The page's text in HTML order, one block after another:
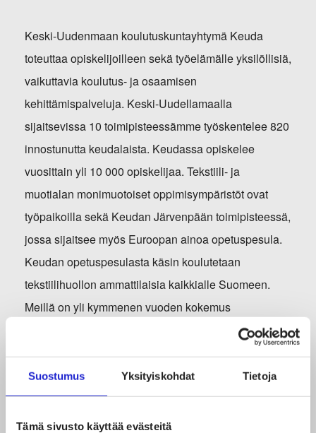
Suostumus Yksityiskohdat Tietoja
Tämä sivusto käyttää evästeitä
Keski-Uudenmaan koulutuskuntayhtymä Keuda
toteuttaa opiskelijoilleen sekä työelämälle yksilöllisiä,
vaikuttavia koulutus- ja osaamisen
kehittämispalveluja. Keski-Uudellamaalla
sijaitsevissa 10 toimipisteessämme työskentelee 820
innostunutta keudalaista. Keudassa opiskelee
vuosittain yli 10 000 opiskelijaa. Tekstiili- ja
muotialan monimuotoiset oppimisympäristöt ovat
työpaikoilla sekä Keudan Järvenpään toimipisteessä,
jossa sijaitsee myös Euroopan ainoa opetuspesula.
Keudan opetuspesulasta käsin koulutetaan
tekstiilihuollon ammattilaisia kaikkialle Suomeen.
Meillä on yli kymmenen vuoden kokemus
työyhteisöjen etäkouluttamisesta. Opetuskielenä on
Tekstiilihuollon hygieniavastaavan koulutukseen on
ollut Euroopan lisäksi aina Aasiasta asti. Opetus- ja
kulttuuriministeriö laatupalkitsi Keudan vuonna 2020